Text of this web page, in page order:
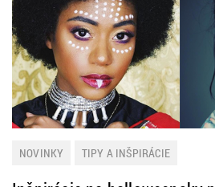
NOVINKY TIPY A INŠPIRÁCIE